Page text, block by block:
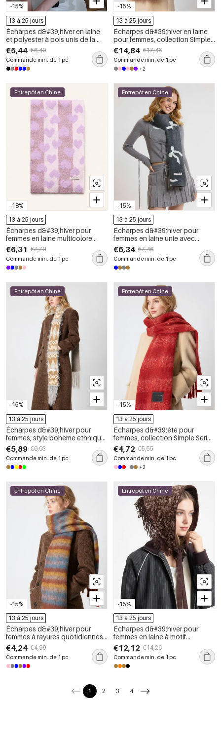
-15%
13 à 25 jours
Écharpes d&#39;hiver en laine
et polyester à pois unis de la
collection Simple Series Daily
€5,44 €6,40
Commande min. de 1 pc
-15%
13 à 25 jours
Écharpes d&#39;hiver en laine
pour femmes, collection Simple
Series Daily Color Gradient
Color
€14,84 €17,46
Commande min. de 1 pc
+2
-18%
Entrepôt en Chine
13 à 25 jours
Écharpes d&#39;hiver pour
femmes en laine multicolore
Sweet Heart de la série
Romantic
€6,31 €7,70
Commande min. de 1 pc
-15%
Entrepôt en Chine
13 à 25 jours
Écharpes d&#39;hiver pour
femmes en laine unie avec
nœud papillon, collection
Simple Series
€6,34 €7,46
Commande min. de 1 pc
-15%
Entrepôt en Chine
13 à 25 jours
Écharpes d&#39;hiver pour
femmes, style bohème ethnique,
à pompons, couleurs et formes
géométriques mélangées
€5,89 €6,93
Commande min. de 1 pc
-15%
Entrepôt en Chine
13 à 25 jours
Écharpes d&#39;été pour
femmes, collection Simple Series
Daily Tassel, couleurs
dégradées et mélangées
€4,72 €5,55
Commande min. de 1 pc
+2
-15%
Entrepôt en Chine
13 à 25 jours
Écharpes d&#39;hiver pour
femmes à rayures quotidiennes,
à pompons et à dégradé de
couleurs, de la série Simple
€4,24 €4,99
Commande min. de 1 pc
-15%
Entrepôt en Chine
13 à 25 jours
Écharpes d&#39;hiver pour
femmes en laine à motif
cachemire, pompons et
pompons, de style bohème et
de couleurs variées, collection
ethnique
€12,12 €14,26
Commande min. de 1 pc
1 2 3 4